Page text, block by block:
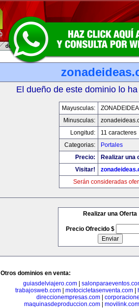
El dueño de este dominio lo
Mayusculas:
Minusculas:
Longitud:
11 caracteres
Categorias:
Portales
Precio:
Realizar una
Visitar!
Serán consideradas
Realizar una Oferta
Precio Ofrecido $
Otros dominios en venta:
guiasdelviajero.com|
trabajosweb.com| motocicletasenventa.com|
direccionempresas.com|
maquinasdeproduccion.com
movilink.com